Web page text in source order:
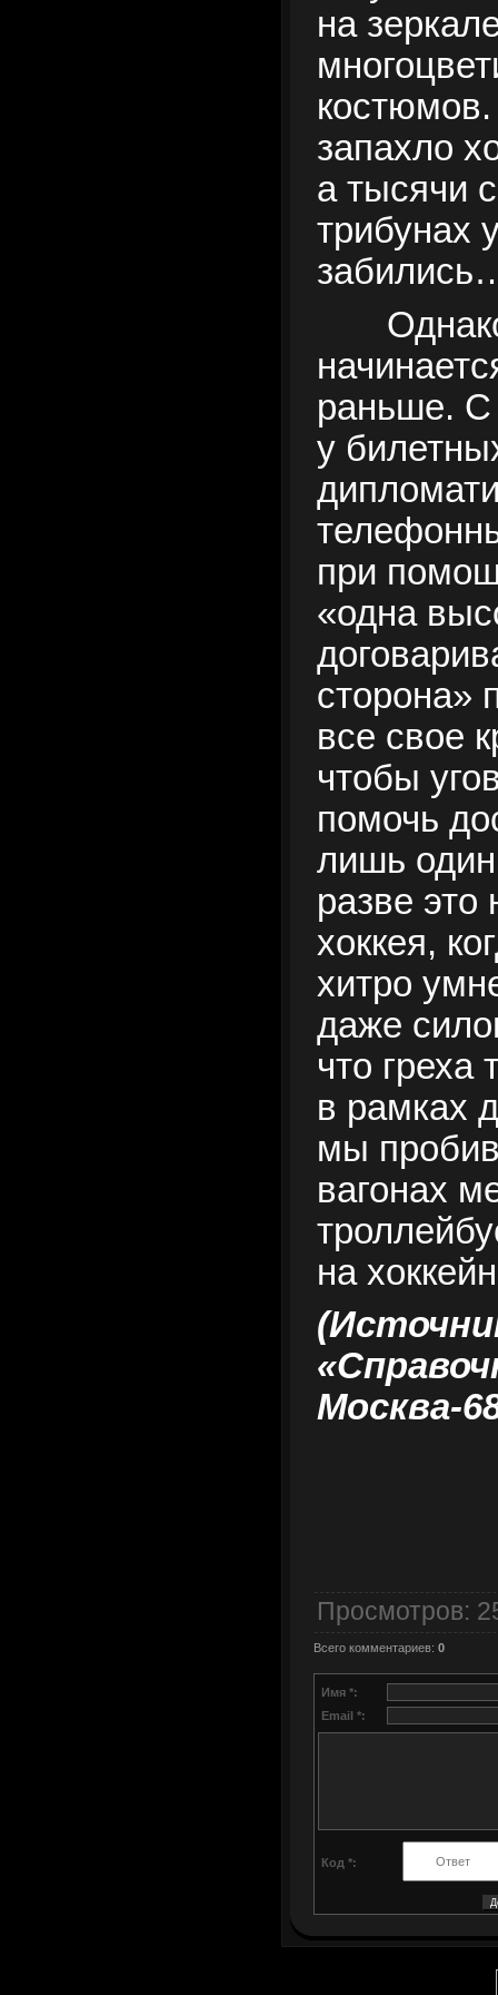
на
запахло
а тысячи
трибунах
раньше. С
у
при
«одна
сторона»
все свое
чтобы
помочь
лишь
разве это
хоккея,
хитро
даже
что греха
в рамках
мы
вагонах
на
Москва-
Просмотров:
Всего комментариев: 0
Имя *:
Email *:
Код *: